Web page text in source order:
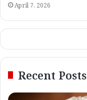
April 7, 2026
Recent Posts